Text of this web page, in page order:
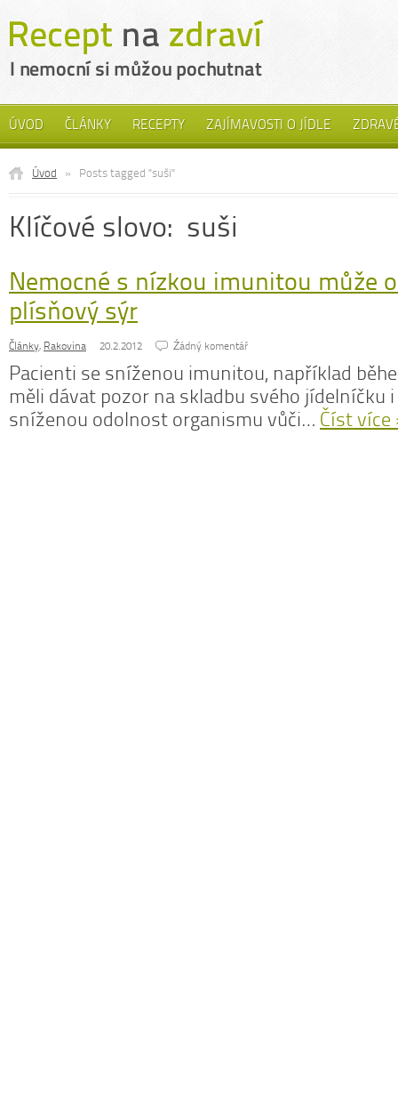
ÚVOD ČLÁNKY RECEPTY ZAJÍMAVOSTI O JÍDLE
Úvod » Posts tagged "suši"
Klíčové slovo: suši
Nemocné s nízkou imunitou může
plísňový sýr
Články, Rakovina 20.2.2012 Źádný komentář
Pacienti se sníženou imunitou, například
měli dávat pozor na skladbu svého jídelníčku
sníženou odolnost organismu vůči… Číst více